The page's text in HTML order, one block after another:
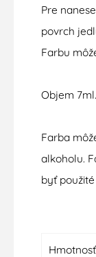
Pre
povrch
Farbu
Objem 7ml.
Farba
alkoholu.
byť